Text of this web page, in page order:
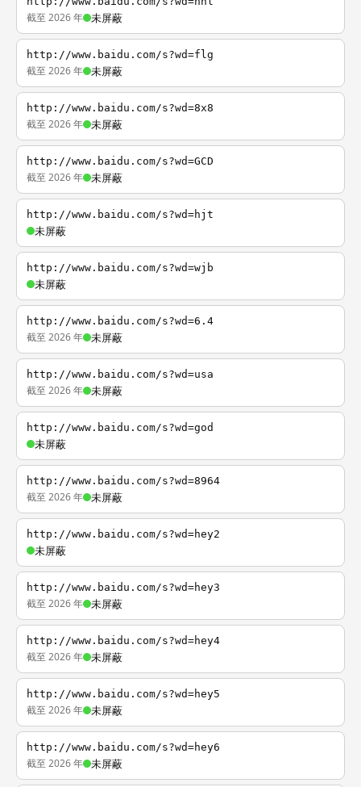
截至 2026 年 未屏蔽
http://www.baidu.com/s?wd=flg
截至 2026 年 未屏蔽
http://www.baidu.com/s?wd=8x8
截至 2026 年 未屏蔽
http://www.baidu.com/s?wd=GCD
截至 2026 年 未屏蔽
http://www.baidu.com/s?wd=hjt
未屏蔽
http://www.baidu.com/s?wd=wjb
未屏蔽
http://www.baidu.com/s?wd=6.4
截至 2026 年 未屏蔽
http://www.baidu.com/s?wd=usa
截至 2026 年 未屏蔽
http://www.baidu.com/s?wd=god
未屏蔽
http://www.baidu.com/s?wd=8964
截至 2026 年 未屏蔽
http://www.baidu.com/s?wd=hey2
未屏蔽
http://www.baidu.com/s?wd=hey3
截至 2026 年 未屏蔽
http://www.baidu.com/s?wd=hey4
截至 2026 年 未屏蔽
http://www.baidu.com/s?wd=hey5
截至 2026 年 未屏蔽
http://www.baidu.com/s?wd=hey6
截至 2026 年 未屏蔽